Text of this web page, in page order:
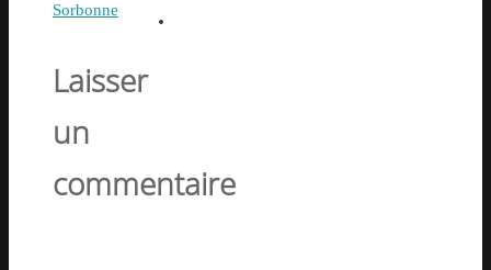
Sorbonne
Laisser
un
commentaire